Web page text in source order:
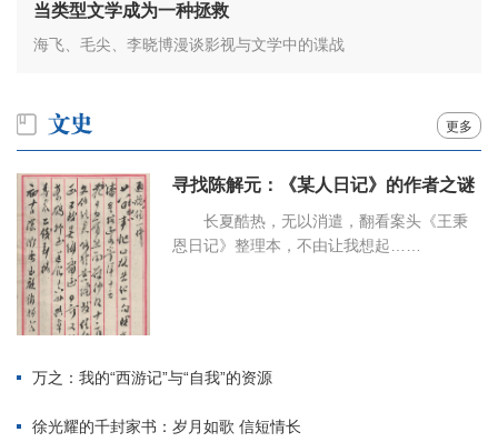
当类型文学成为一种拯救
海飞、毛尖、李晓博漫谈影视与文学中的谍战
更多
寻找陈解元：《某人日记》的作者之谜
长夏酷热，无以消遣，翻看案头《王秉
恩日记》整理本，不由让我想起……
万之：我的“西游记”与“自我”的资源
徐光耀的千封家书：岁月如歌 信短情长